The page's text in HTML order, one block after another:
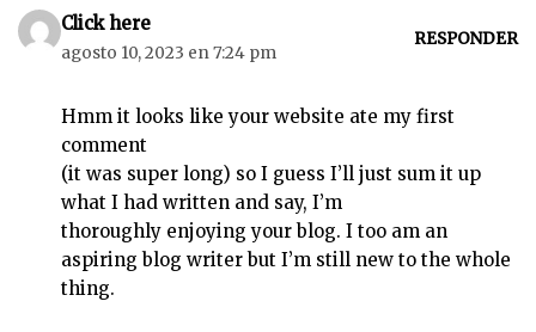
Click here
agosto 10, 2023 en 7:24 pm
RESPONDER
Hmm it looks like your website ate my first
comment
(it was super long) so I guess I’ll just sum it up
what I had written and say, I’m
thoroughly enjoying your blog. I too am an
aspiring blog writer but I’m still new to the whole
thing.